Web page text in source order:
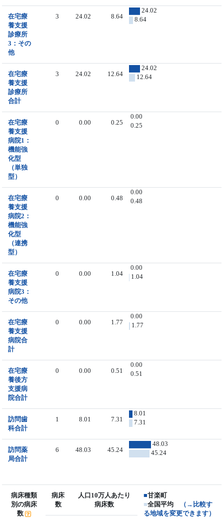
在宅療
養支援
診療所
3：その
他
3 24.02 8.64
24.02
8.64
在宅療
養支援
診療所
合計
3 24.02 12.64
24.02
12.64
在宅療
養支援
病院1：
機能強
化型
（単独
型）
0 0.00 0.25
0.00
0.25
在宅療
養支援
病院2：
機能強
化型
（連携
型）
0 0.00 0.48
0.00
0.48
在宅療
養支援
病院3：
その他
0 0.00 1.04
0.00
1.04
在宅療
養支援
病院合
計
0 0.00 1.77
0.00
1.77
在宅療
養後方
支援病
院合計
0 0.00 0.51
0.00
0.51
訪問歯
科合計
1 8.01 7.31
8.01
7.31
訪問薬
局合計
6 48.03 45.24
48.03
45.24
病床種類
別の病床
数
病床
数
人口10万人あたり
病床数
■甘楽町
■全国平均
（→比較す
る地域を変更できます）